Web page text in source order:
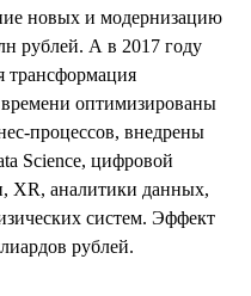
новых и модернизацию
рублей. А в 2017 году
трансформация
оптимизированы
процессов, внедрены
Science, цифровой
XR, аналитики данных,
систем. Эффект
рублей.